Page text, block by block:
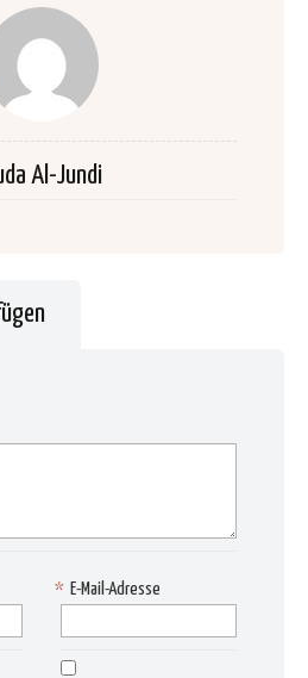
Al-Jundi
E-Mail-Adresse
*